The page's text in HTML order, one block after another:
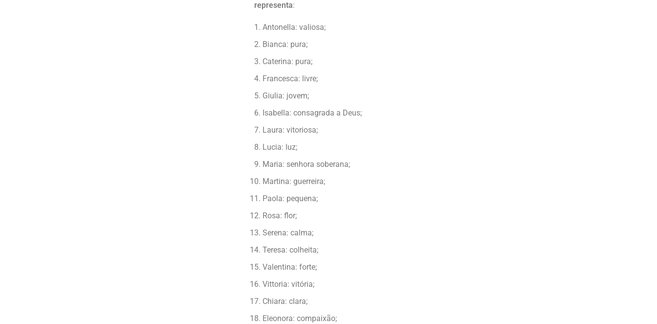
representa:
Antonella: valiosa;
Bianca: pura;
Caterina: pura;
Francesca: livre;
Giulia: jovem;
Isabella: consagrada a Deus;
Laura: vitoriosa;
Lucia: luz;
Maria: senhora soberana;
Martina: guerreira;
Paola: pequena;
Rosa: flor;
Serena: calma;
Teresa: colheita;
Valentina: forte;
Vittoria: vitória;
Chiara: clara;
Eleonora: compaixão;